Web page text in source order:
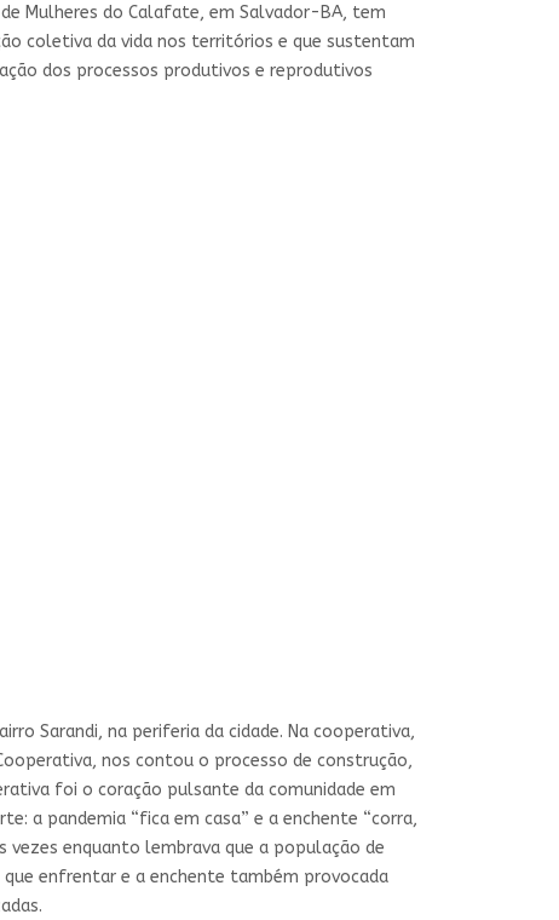
Mulheres do Calafate, em Salvador-BA, tem
coletiva da vida nos territórios e que sustentam
dos processos produtivos e reprodutivos
Sarandi, na periferia da cidade. Na cooperativa,
nos contou o processo de construção,
foi o coração pulsante da comunidade em
a pandemia “fica em casa” e a enchente “corra,
vezes enquanto lembrava que a população de
que enfrentar e a enchente também provocada